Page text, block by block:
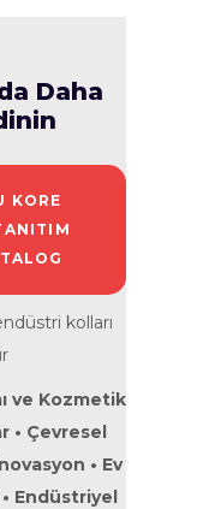
Daha
KORE
kolları
ve Kozmetik
• Çevresel
• Ev
Endüstriyel